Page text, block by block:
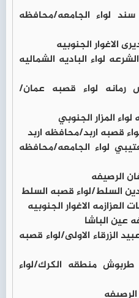
سند لواء الجامعه/محافظه
لواء الباديه الشماليه
رمانه لواء قصبه عمان/
لواء الجامعه/محافظه
الزرقاء الاولى/لواء قصبه
طربوش منطقه الكرك/لواء